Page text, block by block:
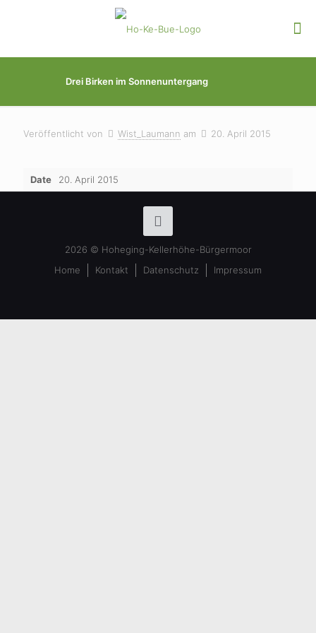
Drei Birken im Sonnenuntergang
Veröffentlicht von Wist_Laumann am 20. April 2015
Date 20. April 2015
2026 © Hoheging-Kellerhöhe-Bürgermoor
Home
Kontakt Datenschutz Impressum